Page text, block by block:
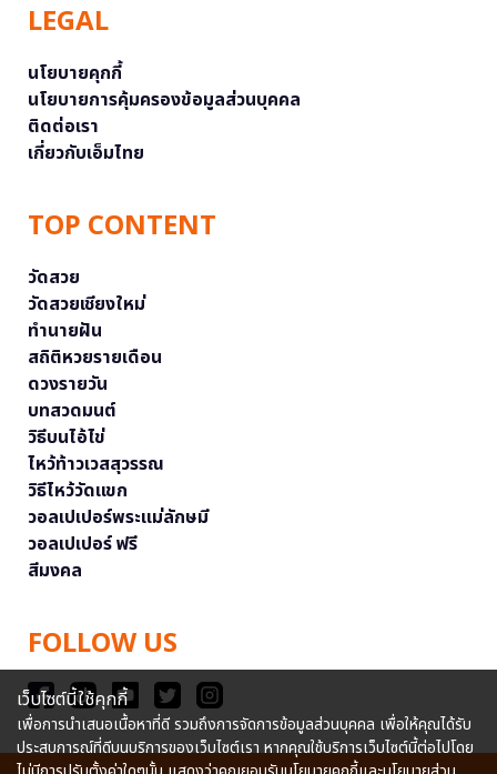
LEGAL
นโยบายคุกกี้
นโยบายการคุ้มครองข้อมูลส่วนบุคคล
ติดต่อเรา
เกี่ยวกับเอ็มไทย
TOP CONTENT
วัดสวย
วัดสวยเชียงใหม่
ทำนายฝัน
สถิติหวยรายเดือน
ดวงรายวัน
บทสวดมนต์
วิธีบนไอ้ไข่
ไหว้ท้าวเวสสุวรรณ
วิธีไหว้วัดแขก
วอลเปเปอร์พระแม่ลักษมี
วอลเปเปอร์ ฟรี
สีมงคล
FOLLOW US
เว็บไซต์นี้ใช้คุกกี้
เพื่อการนำเสนอเนื้อหาที่ดี รวมถึงการจัดการข้อมูลส่วนบุคคล เพื่อให้คุณได้รับ
ประสบการณ์ที่ดีบนบริการของเว็บไซต์เรา หากคุณใช้บริการเว็บไซต์นี้ต่อไปโดย